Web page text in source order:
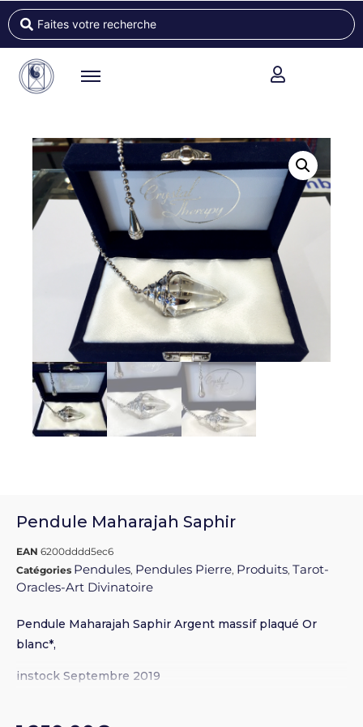
Pendule Maharajah Saphir
EAN 6200dddd5ec6
Catégories Pendules, Pendules Pierre, Produits, Tarot-
Oracles-Art Divinatoire
Pendule Maharajah Saphir Argent massif plaqué Or
blanc*,
instock Septembre 2019